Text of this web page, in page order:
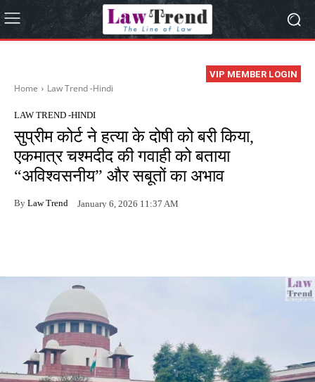
VIP MEMBER LOGIN
Home Law Trend -Hindi
LAW TREND -HINDI
सुप्रीम कोर्ट ने हत्या के दोषी को बरी किया,
एकमात्र चश्मदीद की गवाही को बताया
“अविश्वसनीय” और सबूतों का अभाव
By Law Trend January 6, 2026 11:37 AM